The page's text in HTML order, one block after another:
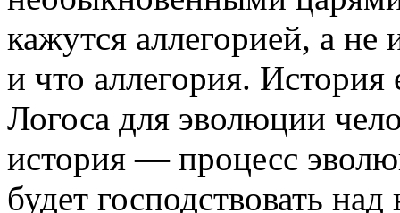
кажутся аллегорией, а не
и что аллегория. История
Логоса для эволюции
история — процесс
будет господствовать